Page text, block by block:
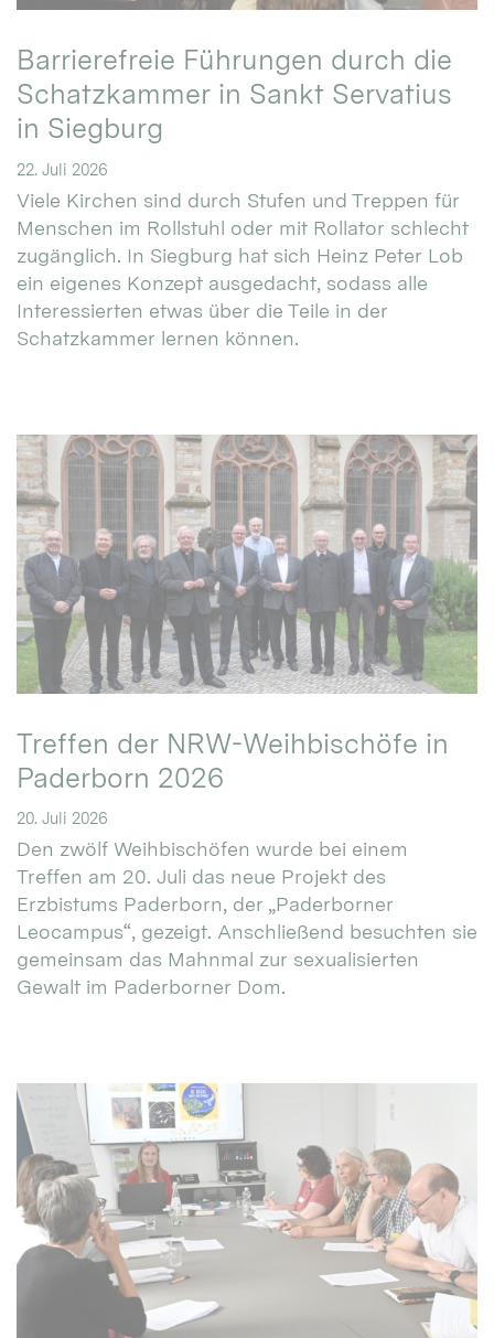
Barrierefreie Führungen durch die
Schatzkammer in Sankt Servatius
in Siegburg
22. Juli 2026
Viele Kirchen sind durch Stufen und Treppen für
Menschen im Rollstuhl oder mit Rollator schlecht
zugänglich. In Siegburg hat sich Heinz Peter Lob
ein eigenes Konzept ausgedacht, sodass alle
Interessierten etwas über die Teile in der
Schatzkammer lernen können.
Treffen der NRW-Weihbischöfe in
Paderborn 2026
20. Juli 2026
Den zwölf Weihbischöfen wurde bei einem
Treffen am 20. Juli das neue Projekt des
Erzbistums Paderborn, der „Paderborner
Leocampus“, gezeigt. Anschließend besuchten sie
gemeinsam das Mahnmal zur sexualisierten
Gewalt im Paderborner Dom.